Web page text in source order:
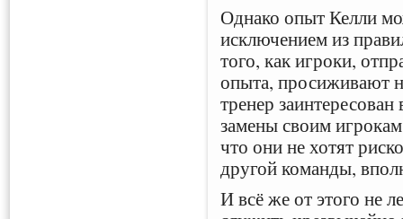
Однако опыт Келли
исключением из
того, как игроки,
опыта, просиживают
тренер
замены своим
что они не хотят
другой команды,
И всё же от этого не